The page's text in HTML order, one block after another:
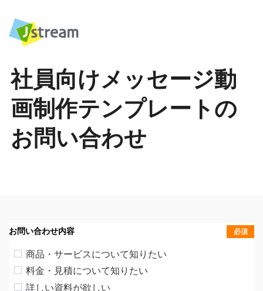
社員向けメッセージ動
画制作テンプレートの
お問い合わせ
お問い合わせ内容 必須
商品・サービスについて知りたい
料金・見積について知りたい
詳しい資料が欲しい